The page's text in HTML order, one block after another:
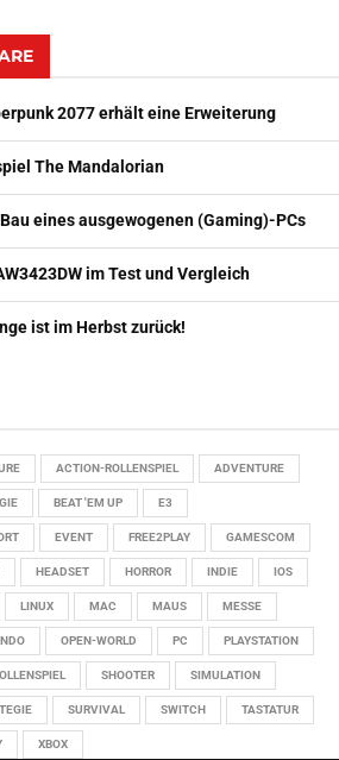
2077 erhält eine Erweiterung
The Mandalorian
eines ausgewogenen (Gaming)-PCs
im Test und Vergleich
ist im Herbst zurück!
ACTION-ROLLENSPIEL ADVENTURE
BEAT 'EM UP E3
EVENT FREE2PLAY GAMESCOM
HEADSET HORROR INDIE IOS
LINUX MAC MAUS MESSE
OPEN-WORLD PC PLAYSTATION
SHOOTER SIMULATION
SURVIVAL SWITCH TASTATUR
XBOX